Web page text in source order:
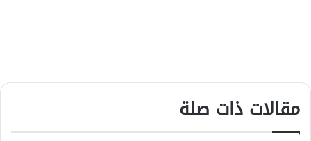
مقالات ذات صلة